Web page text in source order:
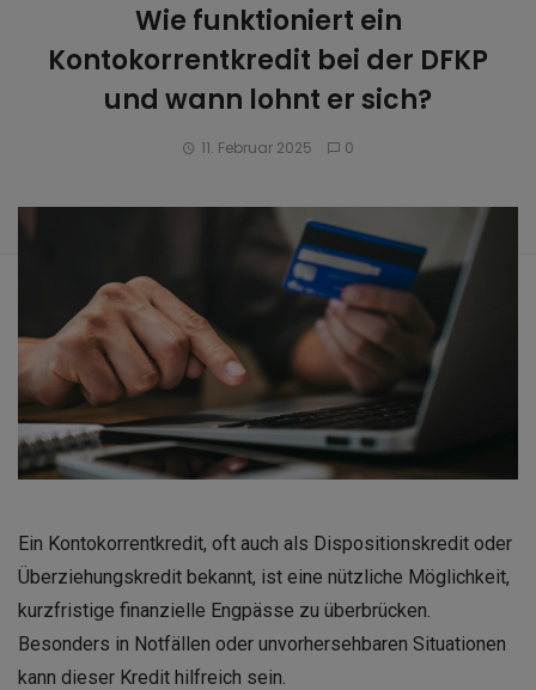
Wie funktioniert ein
Kontokorrentkredit bei der DFKP
und wann lohnt er sich?
11. Februar 2025 0
Ein Kontokorrentkredit, oft auch als Dispositionskredit oder
Überziehungskredit bekannt, ist eine nützliche Möglichkeit,
kurzfristige finanzielle Engpässe zu überbrücken.
Besonders in Notfällen oder unvorhersehbaren Situationen
kann dieser Kredit hilfreich sein.